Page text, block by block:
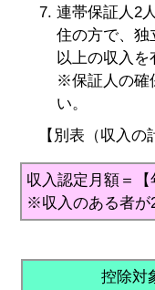
連帯保証人2
住の方で、独
以上の収入を
※保証人の確
い。
【別表（収入の
収入認定月額＝
※収入のある者が
控除対